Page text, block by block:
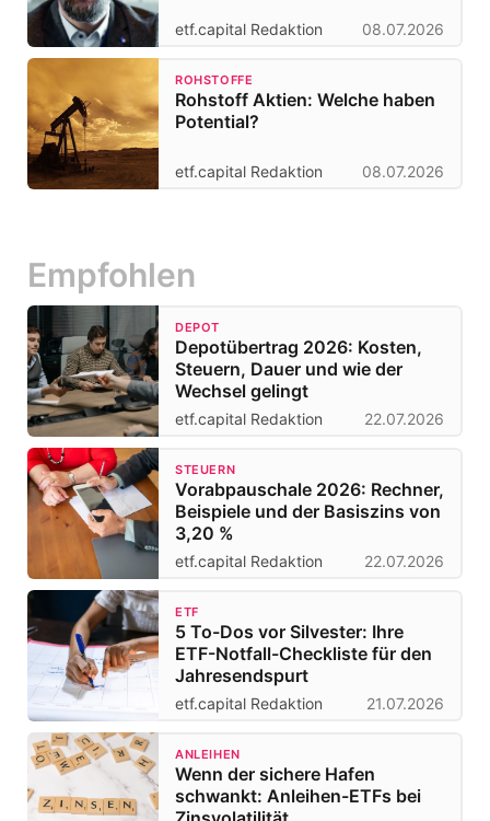
etf.capital Redaktion 08.07.2026
ROHSTOFFE
Rohstoff Aktien: Welche haben
Potential?
etf.capital Redaktion 08.07.2026
Empfohlen
DEPOT
Depotübertrag 2026: Kosten,
Steuern, Dauer und wie der
Wechsel gelingt
etf.capital Redaktion 22.07.2026
STEUERN
Vorabpauschale 2026: Rechner,
Beispiele und der Basiszins von
3,20 %
etf.capital Redaktion 22.07.2026
ETF
5 To-Dos vor Silvester: Ihre
ETF-Notfall-Checkliste für den
Jahresendspurt
etf.capital Redaktion 21.07.2026
ANLEIHEN
Wenn der sichere Hafen
schwankt: Anleihen-ETFs bei